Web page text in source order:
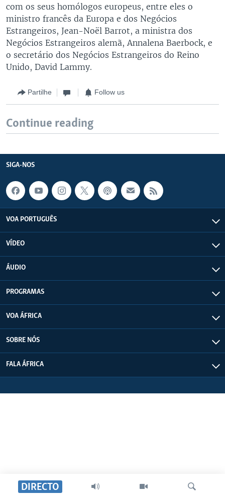
DIRECTO
com os seus homólogos europeus, entre eles o
ministro francês da Europa e dos Negócios
Estrangeiros, Jean-Noël Barrot, a ministra dos
Negócios Estrangeiros alemã, Annalena Baerbock, e
o secretário dos Negócios Estrangeiros do Reino
Unido, David Lammy.
Partilhe Follow us
Continue reading
SIGA-NOS
VOA PORTUGUÊS
VÍDEO
ÁUDIO
PROGRAMAS
VOA ÁFRICA
SOBRE NÓS
FALA ÁFRICA